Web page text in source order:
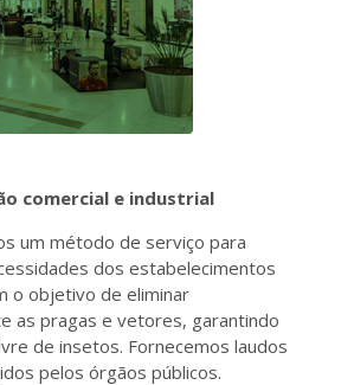
comercial e industrial
um método de serviço para
dos estabelecimentos
o objetivo de eliminar
as pragas e vetores, garantindo
de insetos. Fornecemos laudos
pelos órgãos públicos.